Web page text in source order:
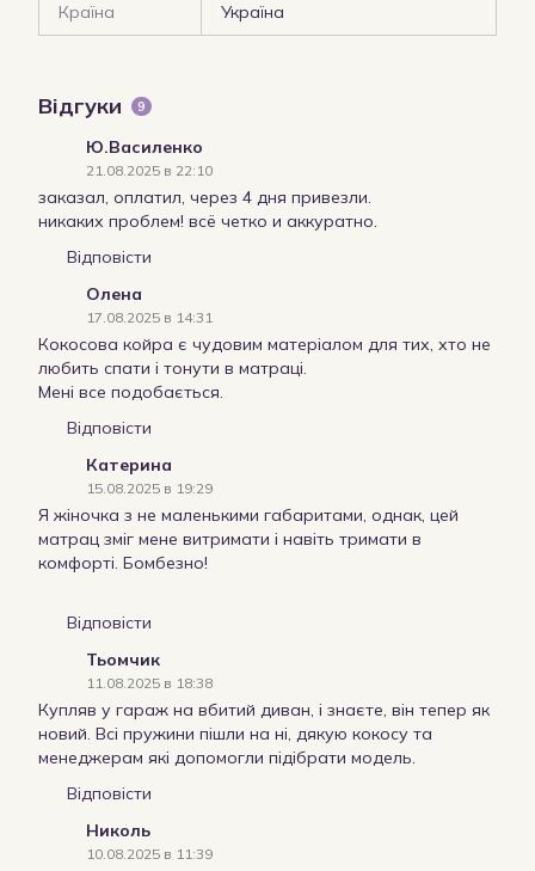
Країна Україна
Відгуки 9
Ю.Василенко
21.08.2025 в 22:10
заказал, оплатил, через 4 дня привезли.
никаких проблем! всё четко и аккуратно.
Відповісти
Олена
17.08.2025 в 14:31
Кокосова койра є чудовим матеріалом для тих, хто не
любить спати і тонути в матраці.
Мені все подобається.
Відповісти
Катерина
15.08.2025 в 19:29
Я жіночка з не маленькими габаритами, однак, цей
матрац зміг мене витримати і навіть тримати в
комфорті. Бомбезно!
Відповісти
Тьомчик
11.08.2025 в 18:38
Купляв у гараж на вбитий диван, і знаєте, він тепер як
новий. Всі пружини пішли на ні, дякую кокосу та
менеджерам які допомогли підібрати модель.
Відповісти
Николь
10.08.2025 в 11:39